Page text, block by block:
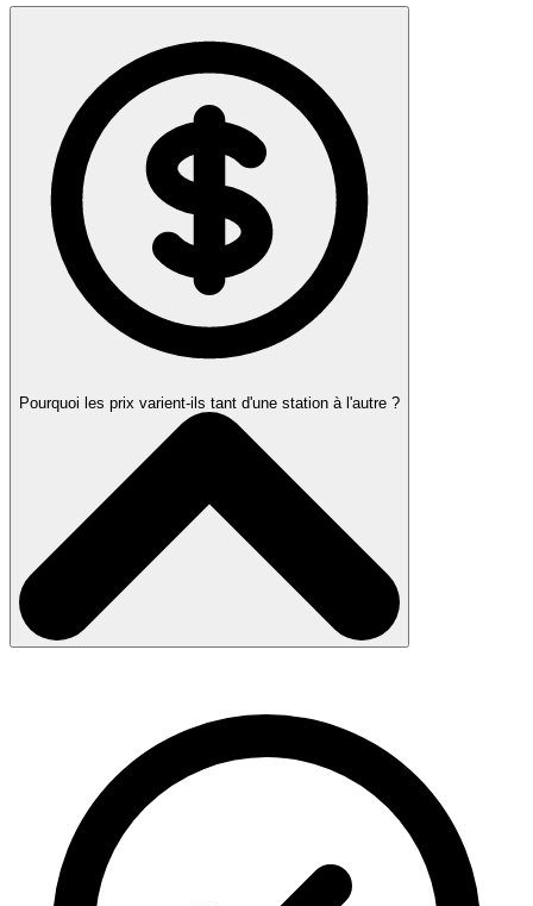
Pourquoi les prix varient-ils tant d'une station à l'autre ?